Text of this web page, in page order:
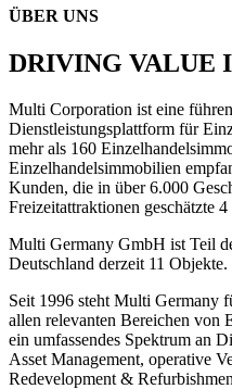
ÜBER UNS
DRIVING VALUE
Multi Corporation ist eine
Dienstleistungsplattform für
mehr als 160
Einzelhandelsimmobilien
Kunden, die in über 6.000
Freizeitattraktionen geschätzte
Multi Germany GmbH ist Teil
Deutschland derzeit 11 Objekte.
Seit 1996 steht Multi Germany
allen relevanten Bereichen von
ein umfassendes Spektrum an
Asset Management, operative
Redevelopment &